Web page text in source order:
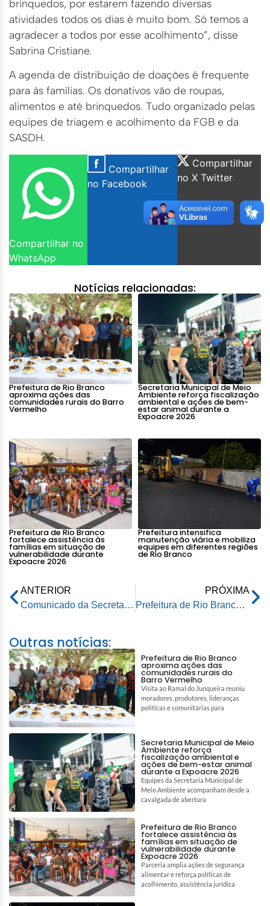
brinquedos, por estarem fazendo diversas
atividades todos os dias é muito bom. Só temos a
agradecer a todos por esse acolhimento”, disse
Sabrina Cristiane.
A agenda de distribuição de doações é frequente
para às famílias. Os donativos vão de roupas,
alimentos e até brinquedos. Tudo organizado pelas
equipes de triagem e acolhimento da FGB e da
SASDH.
Compartilhar no
WhatsApp
Compartilhar
no Facebook
Compartilhar
no X Twitter
Notícias relacionadas:
Prefeitura de Rio Branco
aproxima ações das
comunidades rurais do Barro
Vermelho
Secretaria Municipal de Meio
Ambiente reforça fiscalização
ambiental e ações de bem-
estar animal durante a
Expoacre 2026
Prefeitura de Rio Branco
fortalece assistência às
famílias em situação de
vulnerabilidade durante
Expoacre 2026
Prefeitura intensifica
manutenção viária e mobiliza
equipes em diferentes regiões
de Rio Branco
ANTERIOR
Comunicado da Secretaria Municipal de Educação
PRÓXIMA
Prefeitura de Rio Branco recebe de empresários dos transportes, 260 cestas básicas para vítimas da enchente
Outras notícias:
Prefeitura de Rio Branco
aproxima ações das
comunidades rurais do
Barro Vermelho
Visita ao Ramal do Junqueira reuniu
moradores, produtores, lideranças
políticas e comunitárias para
Secretaria Municipal de Meio
Ambiente reforça
fiscalização ambiental e
ações de bem-estar animal
durante a Expoacre 2026
Equipes da Secretaria Municipal de
Meio Ambiente acompanham desde a
cavalgada de abertura
Prefeitura de Rio Branco
fortalece assistência às
famílias em situação de
vulnerabilidade durante
Expoacre 2026
Parceria amplia ações de segurança
alimentar e reforça políticas de
acolhimento, assistência jurídica